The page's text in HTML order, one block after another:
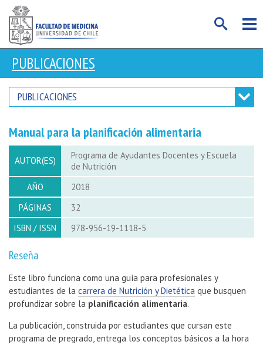
PUBLICACIONES
PUBLICACIONES
Manual para la planificación alimentaria
AUTOR(ES)
Programa de Ayudantes Docentes y Escuela
de Nutrición
AÑO
2018
PÁGINAS
32
ISBN / ISSN
978-956-19-1118-5
Reseña
Este libro funciona como una guía para profesionales y
estudiantes de la carrera de Nutrición y Dietética que busquen
profundizar sobre la planificación alimentaria.
La publicación, construida por estudiantes que cursan este
programa de pregrado, entrega los conceptos básicos a la hora